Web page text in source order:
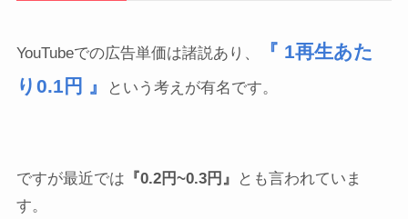
YouTubeでの広告単価は諸説あり、
『 1再生あた
り0.1円 』
という考えが有名です。
ですが最近では 『0.2円~0.3円』
とも言われていま
す。